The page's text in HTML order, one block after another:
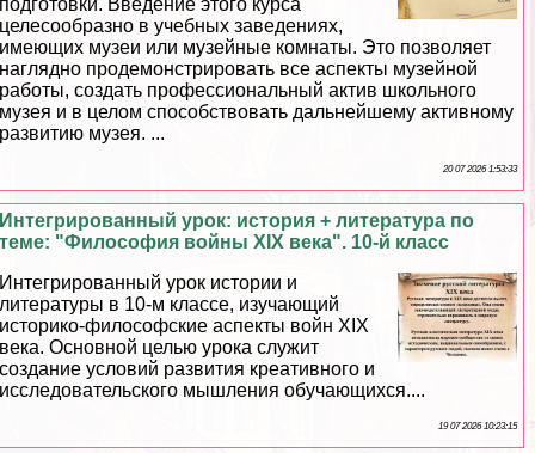
подготовки. Введение этого курса
целесообразно в учебных заведениях,
имеющих музеи или музейные комнаты. Это позволяет
наглядно продемонстрировать все аспекты музейной
работы, создать профессиональный актив школьного
музея и в целом способствовать дальнейшему активному
развитию музея. ...
20 07 2026 1:53:33
Интегрированный урок: история + литература по
теме: "Философия войны XIX века". 10-й класс
Интегрированный урок истории и
литературы в 10-м классе, изучающий
историко-философские аспекты войн XIX
века. Основной целью урока служит
создание условий развития креативного и
исследовательского мышления обучающихся....
19 07 2026 10:23:15